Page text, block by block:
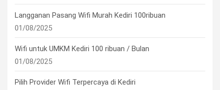
Langganan Pasang Wifi Murah Kediri 100ribuan
01/08/2025
Wifi untuk UMKM Kediri 100 ribuan / Bulan
01/08/2025
Pilih Provider Wifi Terpercaya di Kediri